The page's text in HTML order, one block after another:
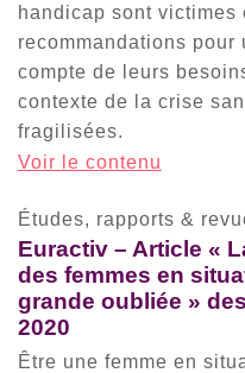
handicap sont victimes
recommandations
compte de leurs
contexte de la crise
fragilisées.
Voir le contenu
Études, rapports &
Euractiv – Article «
des femmes en
grande oubliée »
2020
Être une femme en